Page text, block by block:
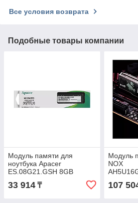
Все условия возврата
Подобные товары компании
Модуль памяти для
ноутбука Apacer
ES.08G21.GSH 8GB
3200MHz
33 914 ₸
Модуль
NOX
DDR5
107